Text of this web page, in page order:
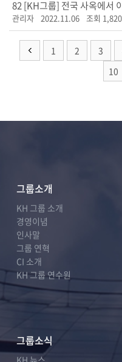
82[KH그룹] 전국 사옥에서
관리자 2022.11.06 조회 1,820
1 2 3
10
그룹소개
KH 그룹 소개
경영이념
인사말
그룹 연혁
CI 소개
KH 그룹 연수원
그룹소식
KH 뉴스